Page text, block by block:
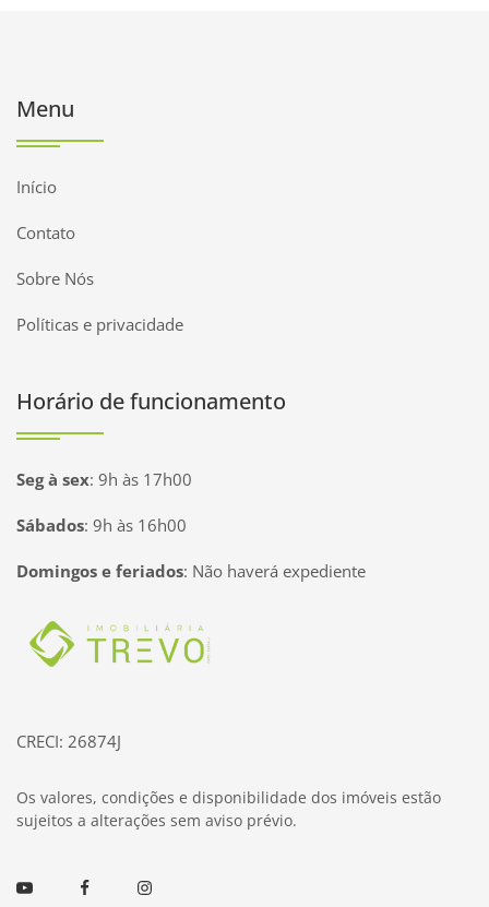
Menu
Início
Contato
Sobre Nós
Políticas e privacidade
Horário de funcionamento
Seg à sex: 9h às 17h00
Sábados: 9h às 16h00
Domingos e feriados: Não haverá expediente
Página inicial
CRECI: 26874J
Os valores, condições e disponibilidade dos imóveis estão
sujeitos a alterações sem aviso prévio.
Youtube FacebookInstagram